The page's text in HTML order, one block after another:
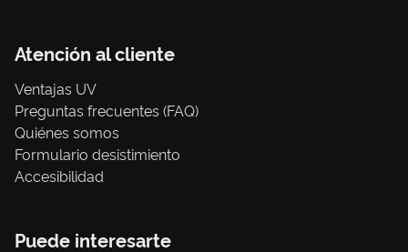
Atención al cliente
Ventajas UV
Preguntas frecuentes (FAQ)
Quiénes somos
Formulario desistimiento
Accesibilidad
Puede interesarte